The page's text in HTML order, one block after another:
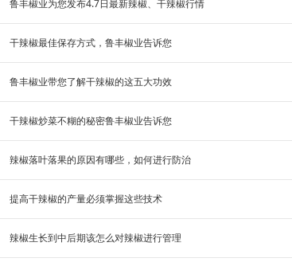
鲁丰椒业为您发布4.7日最新辣椒、干辣椒行情
干辣椒最佳保存方式，鲁丰椒业告诉您
鲁丰椒业带您了解干辣椒的这五大功效
干辣椒炒菜不糊的秘密鲁丰椒业告诉您
辣椒落叶落果的原因有哪些，如何进行防治
提高干辣椒的产量必须掌握这些技术
辣椒生长到中后期该怎么对辣椒进行管理